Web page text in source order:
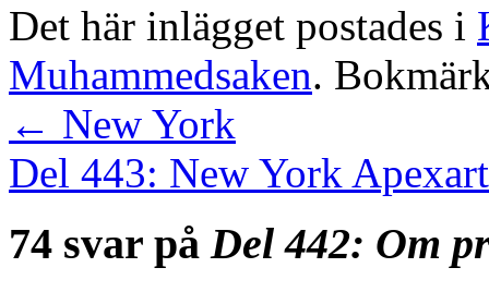
Det här inlägget postades i
Muhammedsaken.
← New York
Del 443: New York
74 svar på Del 442: Om